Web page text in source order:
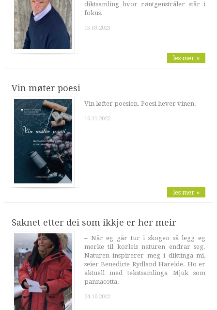
diktsamling hvor røntgenstråler står i
fokus.
15.03.2023
les mer »
Vin møter poesi
Vin løfter poesien. Poesi hever vinen.
16.11.2022
les mer »
Saknet etter dei som ikkje er her meir
– Når eg går tur i skogen så legg eg
merke til korleis naturen endrar seg.
Naturen inspirerer meg i diktinga mi,
seier Benedicte Rydland Hareide. Ho er
aktuell med tekstsamlinga Mjuk som
pannacotta.
24.10.2022